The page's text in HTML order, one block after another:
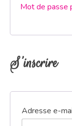
Mot de passe
S’inscrire
Adresse e-